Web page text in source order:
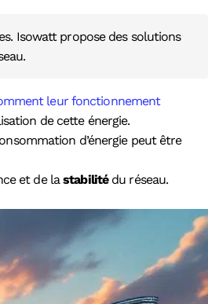
Isowatt propose des solutions
leur fonctionnement
de cette énergie.
d’énergie peut être
et de lastabilitédu réseau.